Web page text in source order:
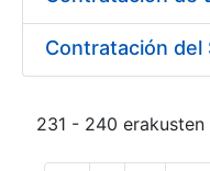
231 - 240